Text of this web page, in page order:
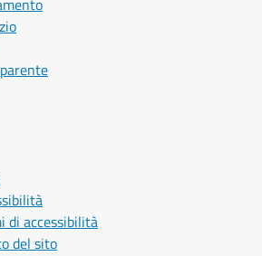
di accessibilità
del sito